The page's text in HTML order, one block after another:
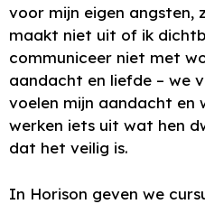
voor mijn eigen angsten,
maakt niet uit of ik
communiceer niet met
aandacht en liefde – we
voelen mijn aandacht en
werken iets uit wat hen
dat het veilig is.
In Horison geven we